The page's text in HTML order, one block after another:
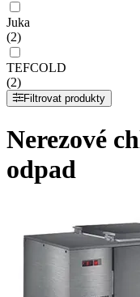
Juka
(2)
TEFCOLD
(2)
Filtrovat produkty
Nerezové
odpad